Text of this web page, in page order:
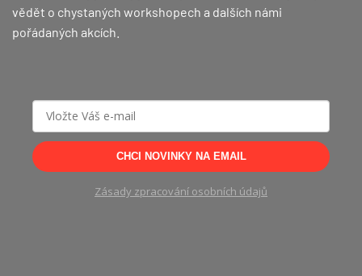
vědět o chystaných workshopech a dalších námi
pořádaných akcích.
CHCI NOVINKY NA EMAIL
Zásady zpracování osobních údajů